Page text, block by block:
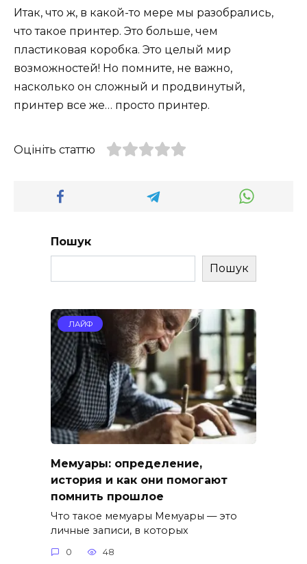
Итак, что ж, в какой-то мере мы разобрались,
что такое принтер. Это больше, чем
пластиковая коробка. Это целый мир
возможностей! Но помните, не важно,
насколько он сложный и продвинутый,
принтер все же… просто принтер.
Оцініть статтю
Пошук
Пошук
ЛАЙФ
Мемуары: определение,
история и как они помогают
помнить прошлое
Что такое мемуары Мемуары — это
личные записи, в которых
0 48